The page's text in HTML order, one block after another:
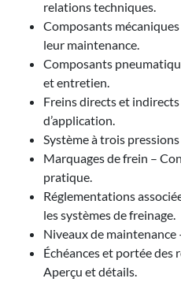
relations techniques.
Composants
leur maintenance.
Composants
et entretien.
Freins directs et
d’application.
Système à trois
Marquages de frein –
pratique.
Réglementations
les systèmes de freinage.
Niveaux de maintenance
Échéances et portée des
Aperçu et détails.